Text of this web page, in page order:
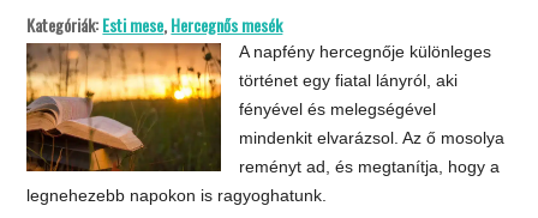
Kategóriák:Esti mese,Hercegnős mesék
A napfény hercegnője különleges
történet egy fiatal lányról, aki
fényével és melegségével
mindenkit elvarázsol. Az ő mosolya
reményt ad, és megtanítja, hogy a
legnehezebb napokon is ragyoghatunk.